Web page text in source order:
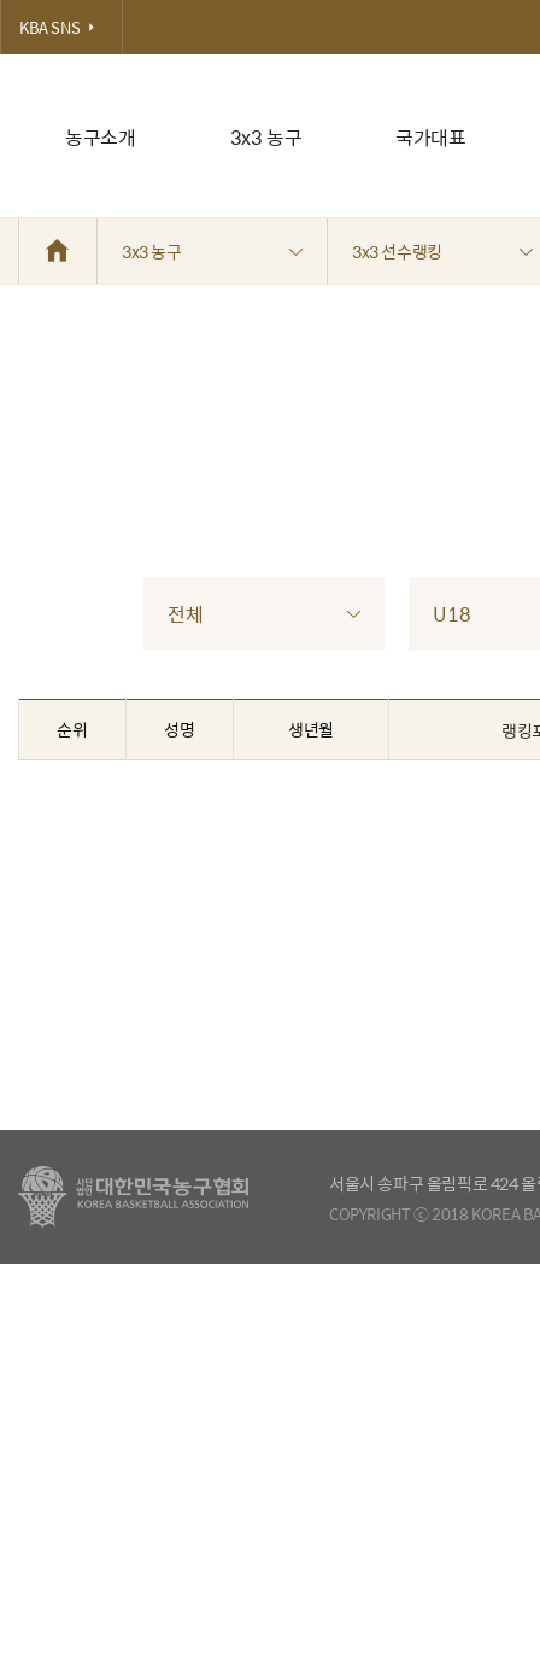
농구소개 3x3 농구 국가대표
KBA SNS
3x3 농구 3x3 선수랭킹
전체 U18
순위 성명 생년월 랭킹
서울시 송파구 올림픽로 424
COPYRIGHT ⓒ 2018 KOREA